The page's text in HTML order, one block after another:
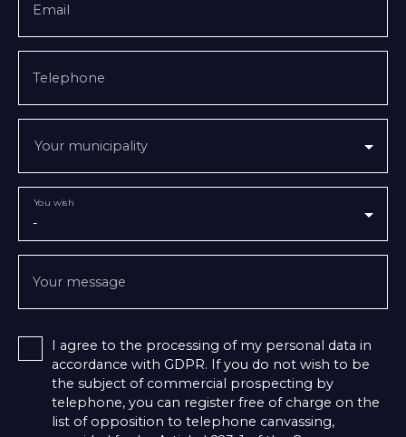
Email
Telephone
Your municipality
-
You wish
Your message
I agree to the processing of my personal data in
accordance with GDPR. If you do not wish to be
the subject of commercial prospecting by
telephone, you can register free of charge on the
list of opposition to telephone canvassing,